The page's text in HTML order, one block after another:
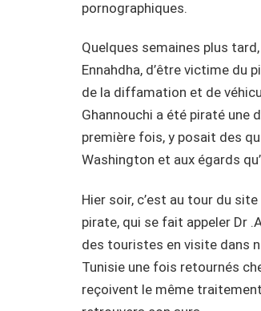
pornographiques.
Quelques semaines plus
Ennahdha, d’être victime du
de la diffamation et de
Ghannouchi a été piraté une
première fois, y posait des
Washington et aux égards
Hier soir, c’est au tour du
pirate, qui se fait appeler Dr
des touristes en visite dans
Tunisie une fois retournés
reçoivent le même